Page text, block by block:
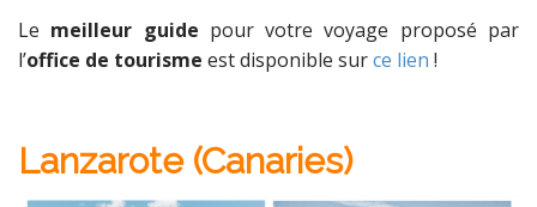
Le meilleur guide pour votre voyage proposé par
l’office de tourisme est disponible surce lien !
Lanzarote (Canaries)